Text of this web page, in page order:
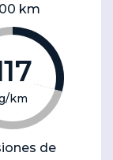
km
km
de